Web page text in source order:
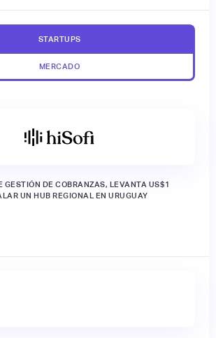
STARTUPS
MERCADO
GESTIÓN DE COBRANZAS, LEVANTA US$1
UN HUB REGIONAL EN URUGUAY